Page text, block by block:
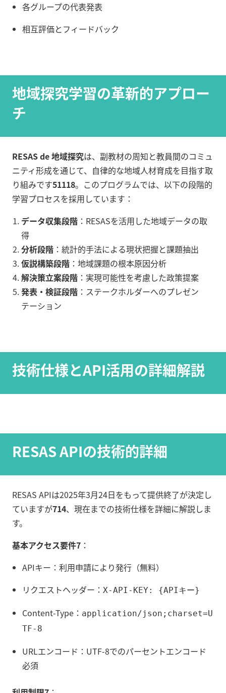
各グループの代表発表
相互評価とフィードバック
地域探究学習の革新的アプロー
チ
RESAS de 地域探究は、副教材の周知と教員間のコミュ
ニティ形成を通じて、自律的な地域人材育成を目指す取
り組みです51118。このプログラムでは、以下の段階的
学習プロセスを採用しています：
データ収集段階 ：RESASを活用した地域データの取
得
分析段階 ：統計的手法による現状把握と課題抽出
仮説構築段階 ：地域課題の根本原因分析
解決策立案段階 ：実現可能性を考慮した政策提案
発表・検証段階 ：ステークホルダーへのプレゼン
テーション
技術仕様とAPI活用の詳細解説
RESAS APIの技術的詳細
RESAS APIは2025年3月24日をもって提供終了が決定し
ていますが714、現在までの技術仕様を詳細に解説しま
す。
基本アクセス要件7 ：
APIキー：利用申請により発行（無料）
リクエストヘッダー： X-API-KEY: {APIキー}
Content-Type： application/json;charset=U
TF-8
URLエンコード：UTF-8でのパーセントエンコード
必須